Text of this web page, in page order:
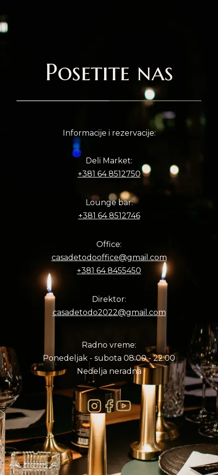
Posetite nas
Informacije i rezervacije:
Deli Market:
+381 64 8512750
Lounge bar:
+381 64 8512746
Office:
casadetodooffice@gmail.com
+381 64 8455450
Direktor:
casadetodo2022@gmail.com
Radno vreme:
Ponedeljak - subota 08:00 - 22:00
Nedelja neradna